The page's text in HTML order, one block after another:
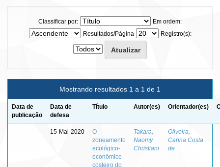
Classificar por:
Em ordem:
Resultados/Página
Registro(s):
Mostrando resultados 1 a 1 de 1
Data de
publicação
Data de
defesa
Título Autor(es) Orientador(es)
- 15-Mai-2020
O
zoneamento
ecológico-
econômico
costeiro do
Takara,
Naomy
Christiani
Oliveira,
Carina Costa
de
-